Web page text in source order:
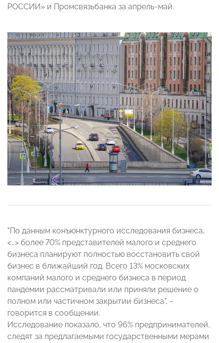
РОССИИ» и Промсвязьбанка за апрель-май.
"По данным конъюнктурного исследования бизнеса,
<…> более 70% представителей малого и среднего
бизнеса планируют полностью восстановить свой
бизнес в ближайший год. Всего 13% московских
компаний малого и среднего бизнеса в период
пандемии рассматривали или приняли решение о
полном или частичном закрытии бизнеса", -
говорится в сообщении.
Исследование показало, что 96% предпринимателей,
следят за предлагаемыми государственными мерами